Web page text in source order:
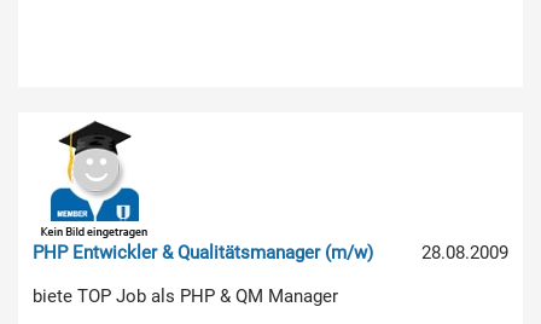
28.08.2009
PHP Entwickler & Qualitätsmanager (m/w)
biete TOP Job als PHP & QM Manager